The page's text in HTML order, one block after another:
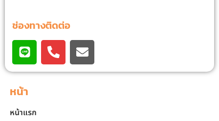
ช่องทางติดต่อ
หน้า
หน้าแรก